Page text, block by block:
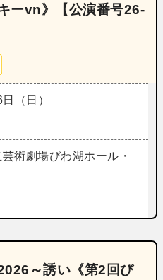
ーvn》【公演番号26‐
（日）
術劇場びわ湖ホール・
～誘い《第2回び